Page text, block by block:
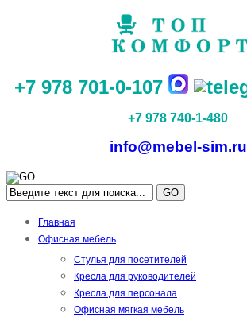
+7 978 701-0-107
+7 978 740-1-480
info@mebel-sim.ru
GO
Главная
Офисная мебель
Стулья для посетителей
Кресла для руководителей
Кресла для персонала
Офисная мягкая мебель